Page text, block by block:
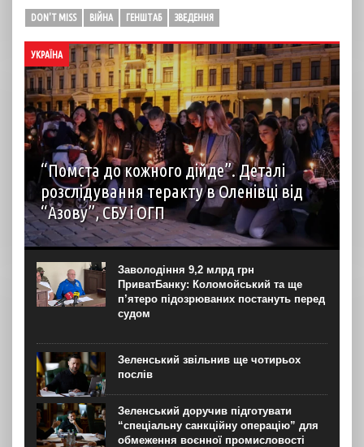
DON'T MISS ВІЙНА ГЕНШТАБ ЗВЕДЕННЯ
УКРАЇНА
“Помста до кожного дійде”. Деталі
розслідування теракту в Оленівці від
“Азову”, СБУ і ОГП
автор: Наталія Терамае 28 липня рідні вцілілих
“азовців” в Оленівці виступили із шокуючою заявою.
Мовляв, списки полонених у “бараці 200”, де стався
вибух, укладав полонений представник корпусу. Заява...
Заволодіння 9,2 млрд грн
ПриватБанку: Коломойський та ще
п’ятеро підозрюваних постануть перед
судом
Зеленський звільнив ще чотирьох
послів
Зеленський доручив підготувати
“спеціальну санкційну операцію” для
обмеження воєнної промисловості